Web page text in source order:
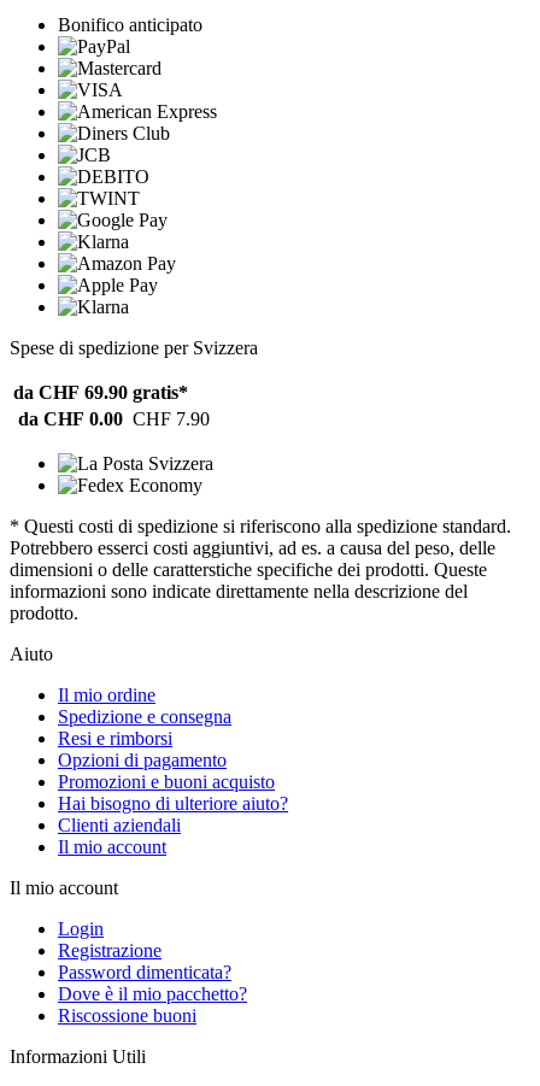
Bonifico anticipato
Spese di spedizione per Svizzera
da CHF 69.90 gratis*
da CHF 0.00 CHF 7.90
* Questi costi di spedizione si riferiscono alla spedizione standard.
Potrebbero esserci costi aggiuntivi, ad es. a causa del peso, delle
dimensioni o delle caratterstiche specifiche dei prodotti. Queste
informazioni sono indicate direttamente nella descrizione del
prodotto.
Aiuto
Il mio ordine
Spedizione e consegna
Resi e rimborsi
Opzioni di pagamento
Promozioni e buoni acquisto
Hai bisogno di ulteriore aiuto?
Clienti aziendali
Il mio account
Il mio account
Login
Registrazione
Password dimenticata?
Dove è il mio pacchetto?
Riscossione buoni
Informazioni Utili